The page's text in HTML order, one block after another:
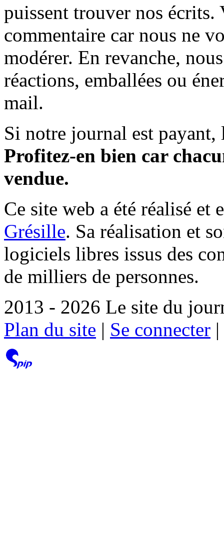
puissent trouver nos écrits.
commentaire car nous ne
modérer. En revanche,
réactions, emballées ou
mail.
Si notre journal est payant,
Profitez-en bien car
vendue.
Ce site web a été réalisé et
Grésille. Sa réalisation et
logiciels libres issus des
de milliers de personnes.
2013 - 2026 Le site du
Plan du site | Se connecter |